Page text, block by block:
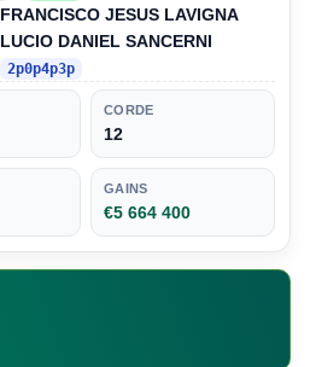
FRANCISCO JESUS LAVIGNA
LUCIO DANIEL SANCERNI
2p0p4p3p
CORDE
12
GAINS
€5 664 400